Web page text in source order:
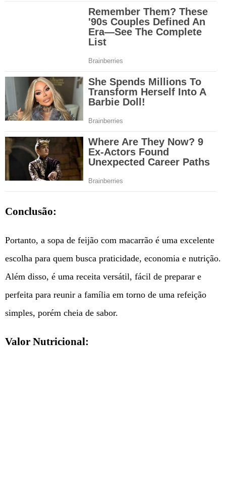
Conclusão:
Portanto, a sopa de feijão com macarrão é uma excelente
escolha para quem busca praticidade, economia e nutrição.
Além disso, é uma receita versátil, fácil de preparar e
perfeita para reunir a família em torno de uma refeição
simples, porém cheia de sabor.
Valor Nutricional: